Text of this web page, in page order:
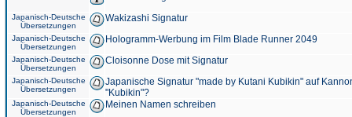
Japanisch-Deutsche
Übersetzungen
Wakizashi Signatur
Japanisch-Deutsche
Übersetzungen
Hologramm-Werbung im Film Blade Runner 2049
Japanisch-Deutsche
Übersetzungen
Cloisonne Dose mit Signatur
Japanisch-Deutsche
Übersetzungen
Japanische Signatur "made by Kutani Kubikin" auf
"Kubikin"?
Japanisch-Deutsche
Übersetzungen
Meinen Namen schreiben